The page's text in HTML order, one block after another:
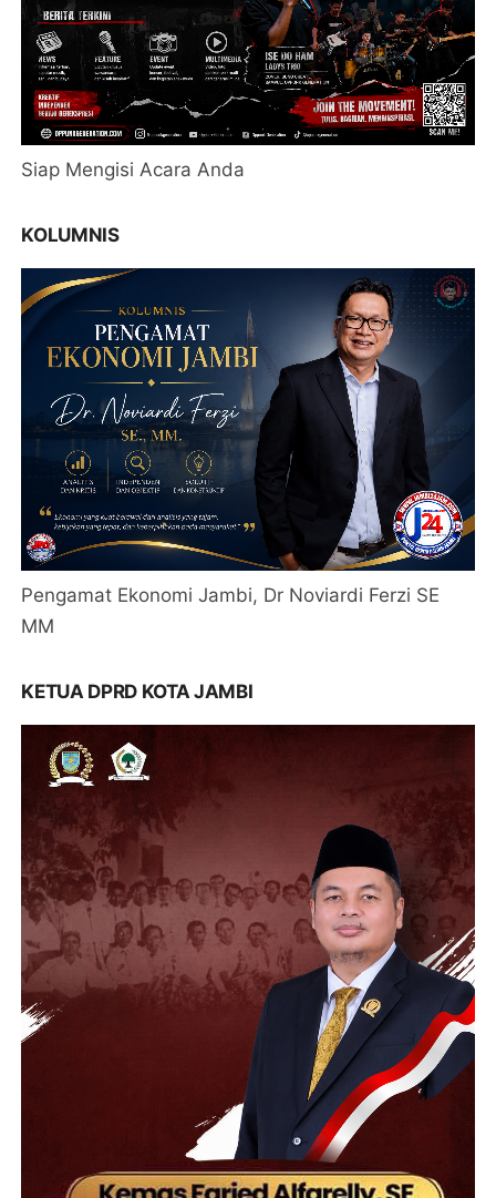
Siap Mengisi Acara Anda
KOLUMNIS
Pengamat Ekonomi Jambi, Dr Noviardi Ferzi SE
MM
KETUA DPRD KOTA JAMBI